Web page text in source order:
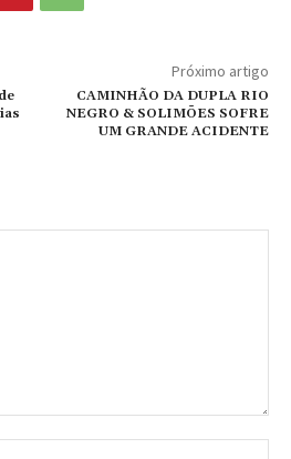
Próximo artigo
CAMINHÃO DA DUPLA RIO
NEGRO & SOLIMÕES SOFRE
UM GRANDE ACIDENTE